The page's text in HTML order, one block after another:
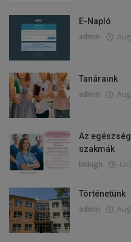
E-Napló
admin
Tanáraink
admin
Az
szakmák
bkkigh
Történetünk
admin